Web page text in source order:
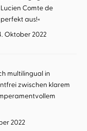
Comte de
aus!«
Oktober 2022
multilingual in
zwischen klarem
2022